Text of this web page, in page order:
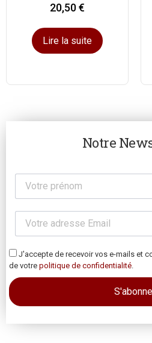
20,50€
Lire la suite
Notre
J'accepte de recevoir vos e-mails et
de votre politique de confidentialité